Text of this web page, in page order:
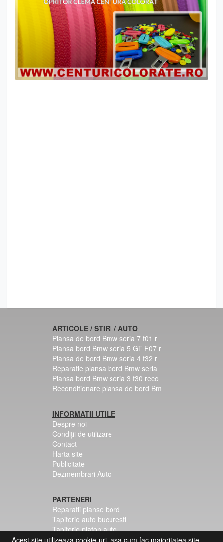
ARTICOLE / STIRI / AUTO
Plansa de bord Bmw seria 7 f01 r
Plansa bord Bmw seria 5 GT F07 r
Plansa de bord Bmw seria 4 f32 r
Reparatie plansa bord Bmw seria
Plansa bord Bmw seria 3 f30 reco
Reconditionare plansa de bord Bm
INFORMATII UTILE
Despre noi
Condiții de utilizare
Contact
Harta site
Publicitate
Dezmembrari Auto
PARTENERI
Reparatii planse bord
Tapiterie auto bucuresti
Tapiterie plafon auto
Centuri siguranta colorate
Acest site utilizeaza cookie-uri, asa cum fac majoritatea site-